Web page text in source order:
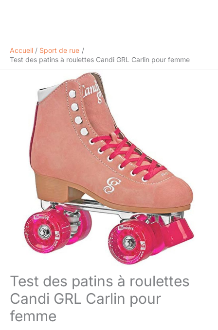
Accueil
Sport de rue
Test des patins à roulettes Candi GRL Carlin pour femme
Test des patins à roulettes
Candi GRL Carlin pour
femme